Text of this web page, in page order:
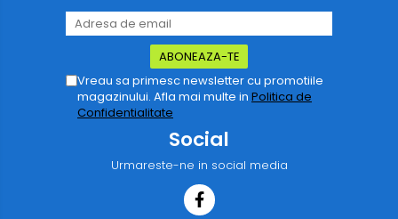
Vreau sa primesc newsletter cu promotiile
magazinului. Afla mai multe in Politica de
Confidentialitate
Social
Urmareste-ne in social media